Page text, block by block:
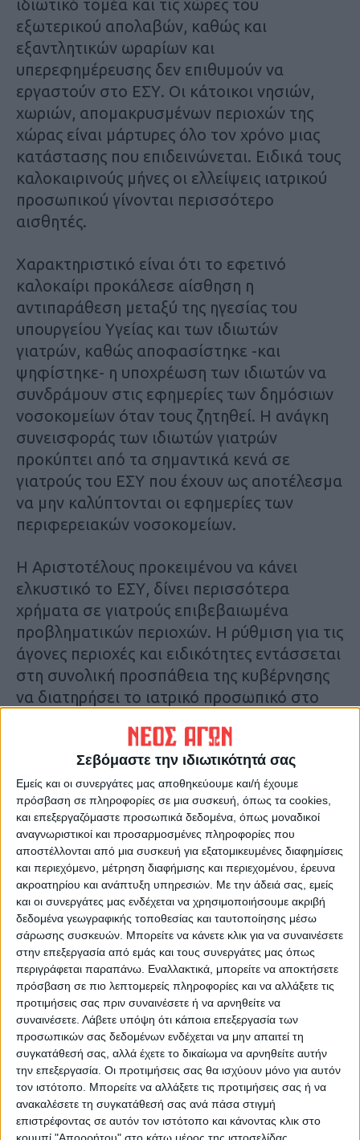
Σεβόμαστε την ιδιωτικότητά σας
Εμείς και οι συνεργάτες μας αποθηκεύουμε και/ή έχουμε
πρόσβαση σε πληροφορίες σε μια συσκευή, όπως τα cookies,
και επεξεργαζόμαστε προσωπικά δεδομένα, όπως μοναδικοί
αναγνωριστικοί και προσαρμοσμένες πληροφορίες που
αποστέλλονται από μια συσκευή για εξατομικευμένες διαφημίσεις
και περιεχόμενο, μέτρηση διαφήμισης και περιεχομένου, έρευνα
ακροατηρίου και ανάπτυξη υπηρεσιών. Με την άδειά σας, εμείς
και οι συνεργάτες μας ενδέχεται να χρησιμοποιήσουμε ακριβή
δεδομένα γεωγραφικής τοποθεσίας και ταυτοποίησης μέσω
σάρωσης συσκευών. Μπορείτε να κάνετε κλικ για να συναινέσετε
στην επεξεργασία από εμάς και τους συνεργάτες μας όπως
περιγράφεται παραπάνω. Εναλλακτικά, μπορείτε να αποκτήσετε
πρόσβαση σε πιο λεπτομερείς πληροφορίες και να αλλάξετε τις
προτιμήσεις σας πριν συναινέσετε ή να αρνηθείτε να
συναινέσετε. Λάβετε υπόψη ότι κάποια επεξεργασία των
προσωπικών σας δεδομένων ενδέχεται να μην απαιτεί τη
συγκατάθεσή σας, αλλά έχετε το δικαίωμα να αρνηθείτε αυτήν
την επεξεργασία. Οι προτιμήσεις σας θα ισχύουν μόνο για αυτόν
τον ιστότοπο. Μπορείτε να αλλάξετε τις προτιμήσεις σας ή να
ανακαλέσετε τη συγκατάθεσή σας ανά πάσα στιγμή
επιστρέφοντας σε αυτόν τον ιστότοπο και κάνοντας κλικ στο
ιδιωτικό τομέα και τις χώρες του
εξωτερικού απολαβών, καθώς και
εξαντλητικών ωραρίων και
υπερεφημέρευσης δεν επιθυμούν να
εργαστούν στο ΕΣΥ. Οι κάτοικοι νησιών,
χωριών, απομακρυσμένων περιοχών της
χώρας είναι μάρτυρες όλο τον χρόνο μιας
κατάστασης που επιδεινώνεται. Ειδικά τους
καλοκαιρινούς μήνες οι ελλείψεις ιατρικού
προσωπικού γίνονται περισσότερο
αισθητές.
Χαρακτηριστικό είναι ότι το εφετινό
καλοκαίρι προκάλεσε αίσθηση η
αντιπαράθεση μεταξύ της ηγεσίας του
υπουργείου Υγείας και των ιδιωτών
γιατρών, καθώς αποφασίστηκε -και
ψηφίστηκε- η υποχρέωση των ιδιωτών να
συνδράμουν στις εφημερίες των δημόσιων
νοσοκομείων όταν τους ζητηθεί. Η ανάγκη
συνεισφοράς των ιδιωτών γιατρών
προκύπτει από τα σημαντικά κενά σε
γιατρούς του ΕΣΥ που έχουν ως αποτέλεσμα
να μην καλύπτονται οι εφημερίες των
περιφερειακών νοσοκομείων.
Η Αριστοτέλους προκειμένου να κάνει
ελκυστικό το ΕΣΥ, δίνει περισσότερα
χρήματα σε γιατρούς επιβεβαιωμένα
προβληματικών περιοχών. Η ρύθμιση για τις
άγονες περιοχές και ειδικότητες εντάσσεται
στη συνολική προσπάθεια της κυβέρνησης
να διατηρήσει το ιατρικό προσωπικό στο
δοθεί ήδη η δυνατότητα στους γιατρούς του
ΕΣΥ να έχουν παράλληλη απασχόληση στον
ιδιωτικό τομέα, καθώς και η ευκαιρία να
διενεργούν απογευματινές χειρουργικές
επεμβάσεις. Ο στόχος αυτών των
παρεμβάσεων είναι να μπορούν να έχουν
επιπλέον εισόδημα και να μη γυρίζουν την
πλάτη στα δημόσια νοσοκομεία.
Έτσι, σύμφωνα με την Υπουργική Απόφαση
που αναμένεται να δημοσιευτεί στην
Εφημερίδα της Κυβέρνησης:
– Στους ιατρούς/οδοντιάτρους κλάδου ΕΣΥ
που υπηρετούν σε υγειονομικές δομές, οι
οποίες εδρεύουν σε προβληματικές και
άγονες περιοχές κατηγορίας Α’
καταβάλλεται μηνιαίο οικονομικό κίνητρο
προσέλκυσης και παραμονής ύψους 300